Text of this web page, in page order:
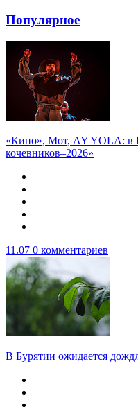
Популярное
«Кино», Мот, AY YOLA: в
кочевников–2026»
11.07 0 комментариев
В Бурятии ожидается